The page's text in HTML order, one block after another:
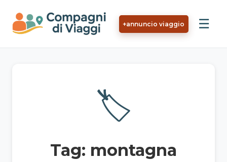
+annuncio viaggio ☰
🏷️
Tag: montagna